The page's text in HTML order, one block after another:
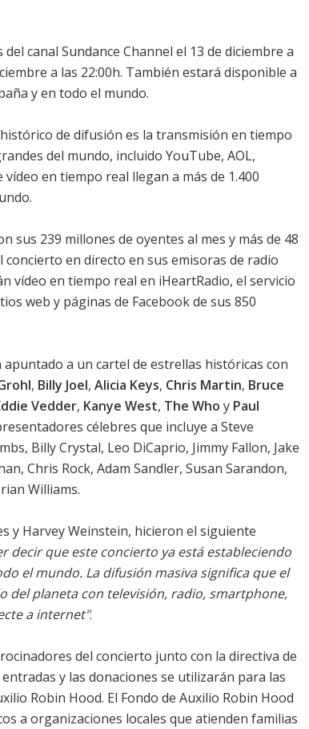
canal Sundance Channel el 13 de diciembre a
a las 22:00h. También estará disponible a
y en todo el mundo.
de difusión es la transmisión en tiempo
del mundo, incluido YouTube, AOL,
en tiempo real llegan a más de 1.400
sus 239 millones de oyentes al mes y más de 48
en directo en sus emisoras de radio
vídeo en tiempo real en iHeartRadio, el servicio
web y páginas de Facebook de sus 850
apuntado a un cartel de estrellas históricas con
, Billy Joel, Alicia Keys, Chris Martin, Bruce
Vedder, Kanye West, The Who y Paul
célebres que incluye a Steve
Billy Crystal, Leo DiCaprio, Jimmy Fallon, Jake
Chris Rock, Adam Sandler, Susan Sarandon,
Williams.
y Harvey Weinstein, hicieron el siguiente
decir que este concierto ya está estableciendo
el mundo. La difusión masiva significa que el
del planeta con televisión, radio, smartphone,
a internet".
del concierto junto con la directiva de
y las donaciones se utilizarán para las
Robin Hood. El Fondo de Auxilio Robin Hood
a organizaciones locales que atienden familias